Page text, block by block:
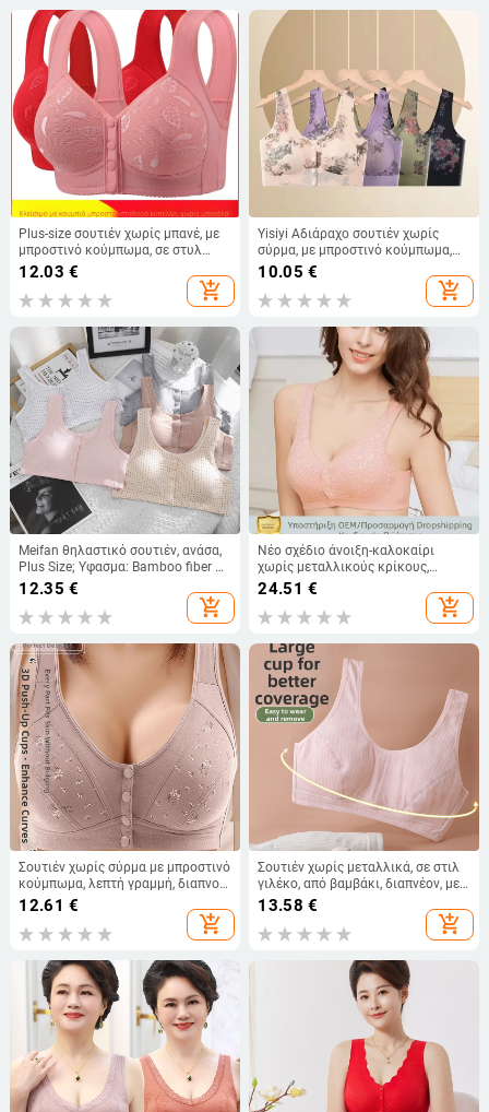
Plus-size σουτιέν χωρίς μπανέ, με
μπροστινό κούμπωμα, σε στυλ
μαγιό-φόρεμα, δαντελωτό μοτίβο
με λουλουδάκια για γυναίκες
μέσης και ηλικίας
12.03 €
add_shopping_cart
Yisiyi Αδιάραχο σουτιέν χωρίς
σύρμα, με μπροστινό κούμπωμα,
πλήρης κάλυψη, δαντελένιος πίσω,
λεπτό σχέδιο, μεγάλα μεγέθη
10.05 €
add_shopping_cart
Meifan θηλαστικό σουτιέν, ανάσα,
Plus Size; Υφασμα: Bamboo fiber +
viscose; Επένδυση: βαμβάκι 97%;
Πρόσθιο κουμπί με print πουά;
Κύπελλο πλήρες; Σταθεροί διπλοί
12.35 €
add_shopping_cart
Νέο σχέδιο άνοιξη-καλοκαίρι
χωρίς μεταλλικούς κρίκους,
σουτιέν με μπροστινό κούμπωμα,
σε μεγάλο μέγεθος για γυναίκες
μέσης και τρίτης ηλικίας
24.51 €
add_shopping_cart
Σουτιέν χωρίς σύρμα με μπροστινό
κούμπωμα, λεπτή γραμμή, διαπνοή,
βαμβακερά κύπελα
12.61 €
add_shopping_cart
Σουτιέν χωρίς μεταλλικά, σε στιλ
γιλέκο, από βαμβάκι, διαπνέον, με
πλήρη κύπελλα και λεπτές
σταθερές διπλές τιράντες
13.58 €
add_shopping_cart